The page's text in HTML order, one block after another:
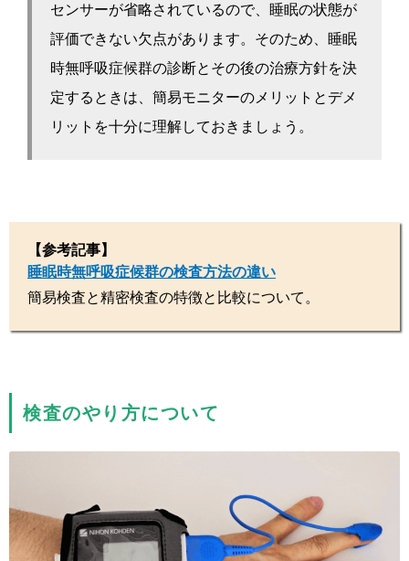
センサーが省略されているので、睡眠の状態が
評価できない欠点があります。そのため、睡眠
時無呼吸症候群の診断とその後の治療方針を決
定するときは、簡易モニターのメリットとデメ
リットを十分に理解しておきましょう。
【参考記事】
睡眠時無呼吸症候群の検査方法の違い
簡易検査と精密検査の特徴と比較について。
検査のやり方について